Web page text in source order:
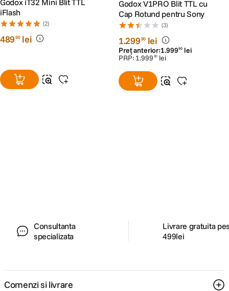
Godox iT32 Mini Blit TTL
iFlash
(2)
48990 lei
Godox V1PRO Blit TTL cu
Cap Rotund pentru Sony
(3)
1.29990 lei
Preț anterior:1.99990 lei
PRP: 1.999 90 lei
Consultanta
specializata
Livrare gratuita
499lei
Comenzi si livrare